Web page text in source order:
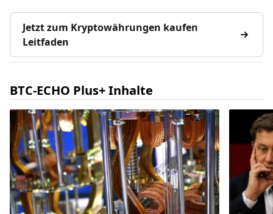
Jetzt zum Kryptowährungen kaufen
Leitfaden
BTC-ECHO Plus+ Inhalte